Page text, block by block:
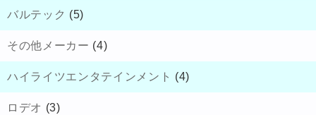
バルテック (5)
その他メーカー (4)
ハイライツエンタテインメント (4)
ロデオ (3)